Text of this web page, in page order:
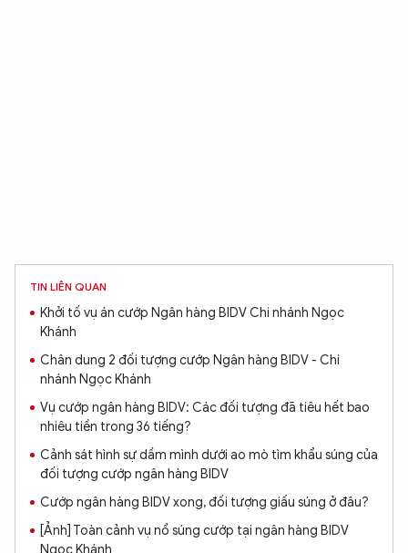
TIN LIÊN QUAN
Khởi tố vụ án cướp Ngân hàng BIDV Chi nhánh Ngọc
Khánh
Chân dung 2 đối tượng cướp Ngân hàng BIDV - Chi
nhánh Ngọc Khánh
Vụ cướp ngân hàng BIDV: Các đối tượng đã tiêu hết bao
nhiêu tiền trong 36 tiếng?
Cảnh sát hình sự dầm mình dưới ao mò tìm khẩu súng của
đối tượng cướp ngân hàng BIDV
Cướp ngân hàng BIDV xong, đối tượng giấu súng ở đâu?
[Ảnh] Toàn cảnh vụ nổ súng cướp tại ngân hàng BIDV